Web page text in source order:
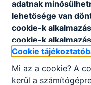
Búcsúzunk Nagy
búcsúzunk Nagy
tanárától, aki most
szeretett éttermére,
2026. júl. 28.
adatnak
lehetősége van
cookie-k
cookie-k
Cookie
Mi az a cookie? A
kerül a